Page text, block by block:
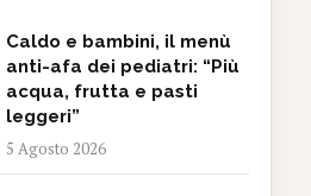
Caldo e bambini, il menù
anti-afa dei pediatri: “Più
acqua, frutta e pasti
leggeri”
5 Agosto 2026